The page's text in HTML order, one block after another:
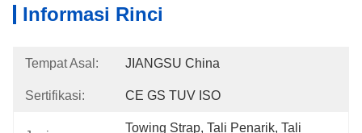
Informasi Rinci
Tempat Asal: JIANGSU China
Sertifikasi: CE GS TUV ISO
Towing Strap, Tali Penarik, Tali